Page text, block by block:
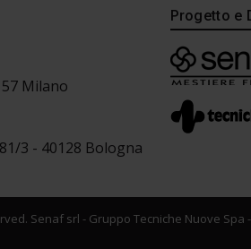
Milano
3 - 40128 Bologna
Progetto e
Senaf srl - Gruppo Tecniche Nuove Spa -